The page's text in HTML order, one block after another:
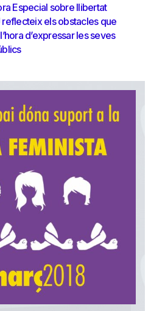
Especial sobre llibertat
reflecteix els obstacles que
d’expressar les seves